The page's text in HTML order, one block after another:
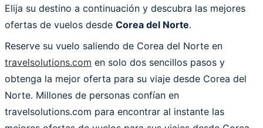
Elija su destino a continuación y descubra las mejores
ofertas de vuelos desde Corea del Norte.
Reserve su vuelo saliendo de Corea del Norte en
travelsolutions.com en solo dos sencillos pasos y
obtenga la mejor oferta para su viaje desde Corea del
Norte. Millones de personas confían en
travelsolutions.com para encontrar al instante las